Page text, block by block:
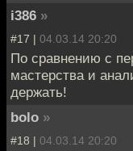
i386 »
#17 | 04.03.14 20:20
По сравнению с
мастерства и
держать!
bolo »
#18 | 04.03.14 20:20